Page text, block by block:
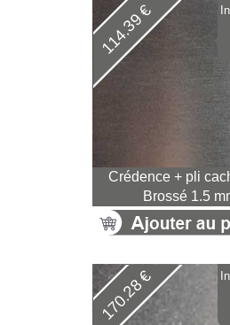
Crédence + pli
Brossé 1.5
114.39 €
170.28 €